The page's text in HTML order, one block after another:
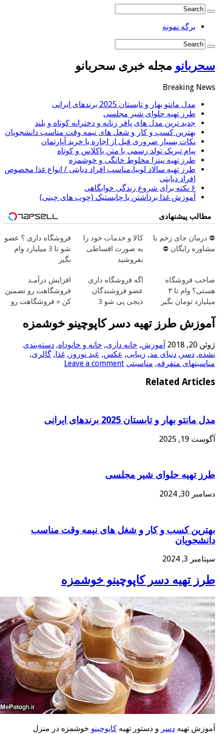
برگه نمونه
مجله خبری سحربانو
Breaking
مدل مانتو بهار و تابستان 2025 برندهای ایرانی
طرز تهیه حلوای شیر مجلسی
جدید ترین مدل های پافر زنانه و دخترانه کوتاه و بلند
بهترین کسب و کار و شغل های نیمه وقت مناسب دانشجویان
نکات بسیار ضروری قبل از اجاره یا خرید آپارتمان
پیام تبریک تولد رسمی با متن باکلاس و کوتاه
طرز تهیه پیتزا مخلوط خانگی و خوشمزه
طرز تهیه سالاد لوبیا،مناسب افراد دیابتی / انواع غذا مخصوص
افراد دیابتی
آموزش غذا برداشتن با چاپستیک (چوب های چینی)
مطالب پیشنهادی
درمان جای زخم با
رایگان ⛔
کالا و خدمات خود را
به صورت اقساطی
بفروشید
فروشگاه داری ؟ عضو
شو تا 3 میلیارد وام
بگیر
فروشگاه
هستی؟ وام تا ۳
تومان بگیر
اگه فروشگاه داری
عضو فروشندگان
دیجی پی شو 3
افزایش درآمـد
فروشگاهت رو تضمین
کن « فروشگاهت رو
طرز تهیه دسر کاپوچینو خوشمزه
20, 2018 آموزش,خانه داری,خانه و خانوداه,دسته‌بندی
,دسر, دنیای مد,زیبایی,عکس,عید نوروز, غذا,گالری,
متفرقه,مناسبتی Leave a comment
Related
مانتو بهار و تابستان 2025 برندهای ایرانی
19, 2025
تهیه حلوای شیر مجلسی
30, 2024
کسب و کار و شغل های نیمه وقت مناسب
3, 2024
تهیه دسر کاپوچینو خوشمزه
تهیهدسرو دستور تهیهکاپوچینوخوشمزه در منزل